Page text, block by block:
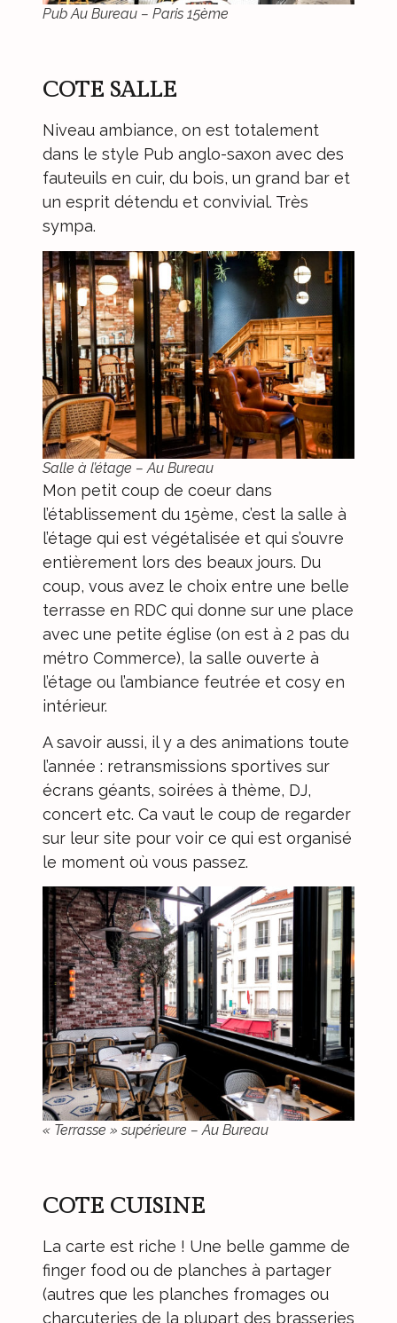
Pub Au Bureau – Paris 15ème
COTE SALLE
Niveau ambiance, on est totalement
dans le style Pub anglo-saxon avec des
fauteuils en cuir, du bois, un grand bar et
un esprit détendu et convivial. Très
sympa.
Salle à l’étage – Au Bureau
Mon petit coup de coeur dans
l’établissement du 15ème, c’est la salle à
l’étage qui est végétalisée et qui s’ouvre
entièrement lors des beaux jours. Du
coup, vous avez le choix entre une belle
terrasse en RDC qui donne sur une place
avec une petite église (on est à 2 pas du
métro Commerce), la salle ouverte à
l’étage ou l’ambiance feutrée et cosy en
intérieur.
A savoir aussi, il y a des animations toute
l’année : retransmissions sportives sur
écrans géants, soirées à thème, DJ,
concert etc. Ca vaut le coup de regarder
sur leur site pour voir ce qui est organisé
le moment où vous passez.
« Terrasse » supérieure – Au Bureau
COTE CUISINE
La carte est riche ! Une belle gamme de
finger food ou de planches à partager
(autres que les planches fromages ou
charcuteries de la plupart des brasseries